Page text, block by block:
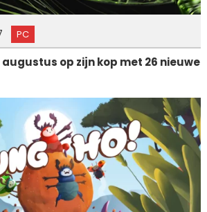
PC
augustus op zijn kop met 26 nieuwe